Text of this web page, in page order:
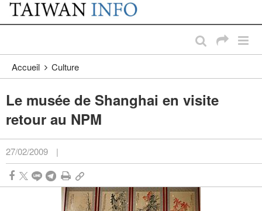
Passer au contenu principal
:::
Accueil Culture
Le musée de Shanghai en visite
retour au NPM
27/02/2009 |